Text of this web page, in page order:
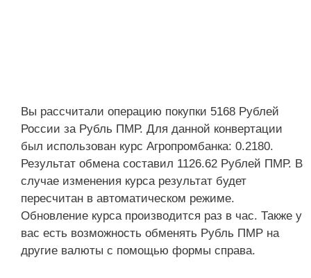
Вы рассчитали операцию покупки 5168 Рублей
России за Рубль ПМР. Для данной конвертации
был использован курс Агропромбанка: 0.2180.
Результат обмена составил 1126.62 Рублей ПМР. В
случае изменения курса результат будет
пересчитан в автоматическом режиме.
Обновление курса производится раз в час. Также у
вас есть возможность обменять Рубль ПМР на
другие валюты с помощью формы справа.